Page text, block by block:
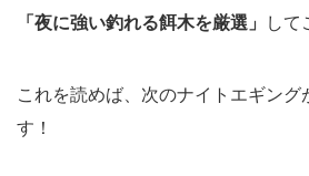
「夜に強い釣れる餌木を厳選」 して
これを読めば、次のナイトエギング
す！